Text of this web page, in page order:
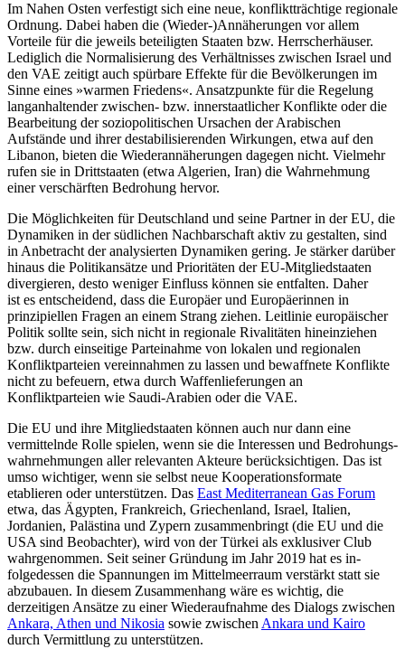
Im Nahen Osten verfestigt sich eine neue, konfliktträchtige regionale
Ordnung. Da­bei haben die (Wieder-)Annäherungen vor allem
Vorteile für die jeweils beteiligten Staaten bzw. Herrscherhäuser.
Lediglich die Normalisierung des Verhältnisses zwischen Israel und
den VAE zeitigt auch spürbare Effekte für die Bevölkerungen im
Sinne eines »warmen Friedens«. Ansatzpunkte für die Regelung
langanhaltender zwischen- bzw. innerstaatlicher Konflikte oder die
Bearbeitung der soziopolitischen Ursachen der Arabischen
Aufstände und ihrer desta­bi­lisierenden Wirkungen, etwa auf den
Libanon, bieten die Wiederannäherungen dagegen nicht. Vielmehr
rufen sie in Dritt­staaten (etwa Algerien, Iran) die Wahrneh­mung
einer verschärften Bedrohung hervor.
Die Möglichkeiten für Deutschland und seine Partner in der EU, die
Dynamiken in der südlichen Nachbarschaft aktiv zu gestal­ten, sind
in Anbetracht der analysierten Dynamiken gering. Je stärker darüber
hin­aus die Politikansätze und Prioritäten der EU-Mitgliedstaaten
divergieren, desto weni­ger Einfluss können sie entfalten. Daher
ist es entscheidend, dass die Europäer und Europäerinnen in
prinzipiellen Fragen an einem Strang ziehen. Leitlinie europäischer
Politik sollte sein, sich nicht in regionale Rivalitäten hineinziehen
bzw. durch ein­seitige Parteinahme von lokalen und regio­nalen
Konfliktparteien vereinnahmen zu lassen und bewaffnete Konflikte
nicht zu befeuern, etwa durch Waffenlieferungen an
Konfliktparteien wie Saudi-Arabien oder die VAE.
Die EU und ihre Mitgliedstaaten können auch nur dann eine
vermittelnde Rolle spielen, wenn sie die Interessen und Bedro­hungs­
wahrnehmungen aller relevanten Akteure berücksichtigen. Das ist
umso wichtiger, wenn sie selbst neue Koopera­tionsformate
etablieren oder unterstützen. Das East Mediterranean Gas Forum
etwa, das Ägypten, Frankreich, Griechenland, Israel, Italien,
Jordanien, Palästina und Zypern zusammenbringt (die EU und die
USA sind Beobachter), wird von der Türkei als exklusiver Club
wahrgenommen. Seit seiner Gründung im Jahr 2019 hat es in­
folgedessen die Spannungen im Mittelmeer­raum verstärkt statt sie
abzubauen. In die­sem Zusammenhang wäre es wichtig, die
derzeitigen Ansätze zu einer Wiederaufnah­me des Dialogs zwischen
Ankara, Athen und Nikosia sowie zwischen Ankara und Kairo
durch Vermittlung zu unterstützen.